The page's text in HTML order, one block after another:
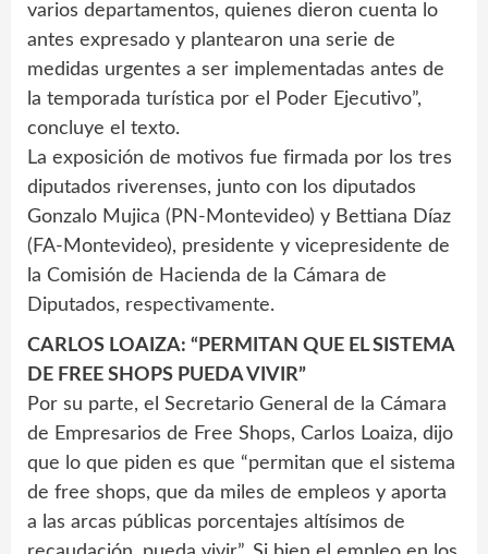
varios departamentos, quienes dieron cuenta lo
antes expresado y plantearon una serie de
medidas urgentes a ser implementadas antes de
la temporada turística por el Poder Ejecutivo”,
concluye el texto.
La exposición de motivos fue firmada por los tres
diputados riverenses, junto con los diputados
Gonzalo Mujica (PN-Montevideo) y Bettiana Díaz
(FA-Montevideo), presidente y vicepresidente de
la Comisión de Hacienda de la Cámara de
Diputados, respectivamente.
CARLOS LOAIZA: “PERMITAN QUE EL SISTEMA
DE FREE SHOPS PUEDA VIVIR”
Por su parte, el Secretario General de la Cámara
de Empresarios de Free Shops, Carlos Loaiza, dijo
que lo que piden es que “permitan que el sistema
de free shops, que da miles de empleos y aporta
a las arcas públicas porcentajes altísimos de